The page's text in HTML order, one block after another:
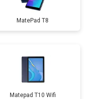
MatePad T8
Matepad T10 Wifi